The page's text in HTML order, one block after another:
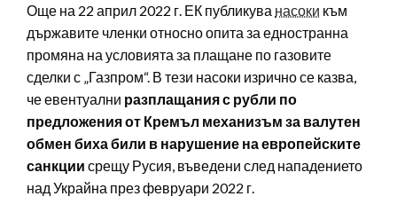
Още на 22 април 2022 г. ЕК публикува насоки към
държавите членки относно опита за едностранна
промяна на условията за плащане по газовите
сделки с „Газпром“. В тези насоки изрично се казва,
че евентуални разплащания с рубли по
предложения от Кремъл механизъм за валутен
обмен биха били в нарушение на европейските
санкции срещу Русия, въведени след нападението
над Украйна през февруари 2022 г.